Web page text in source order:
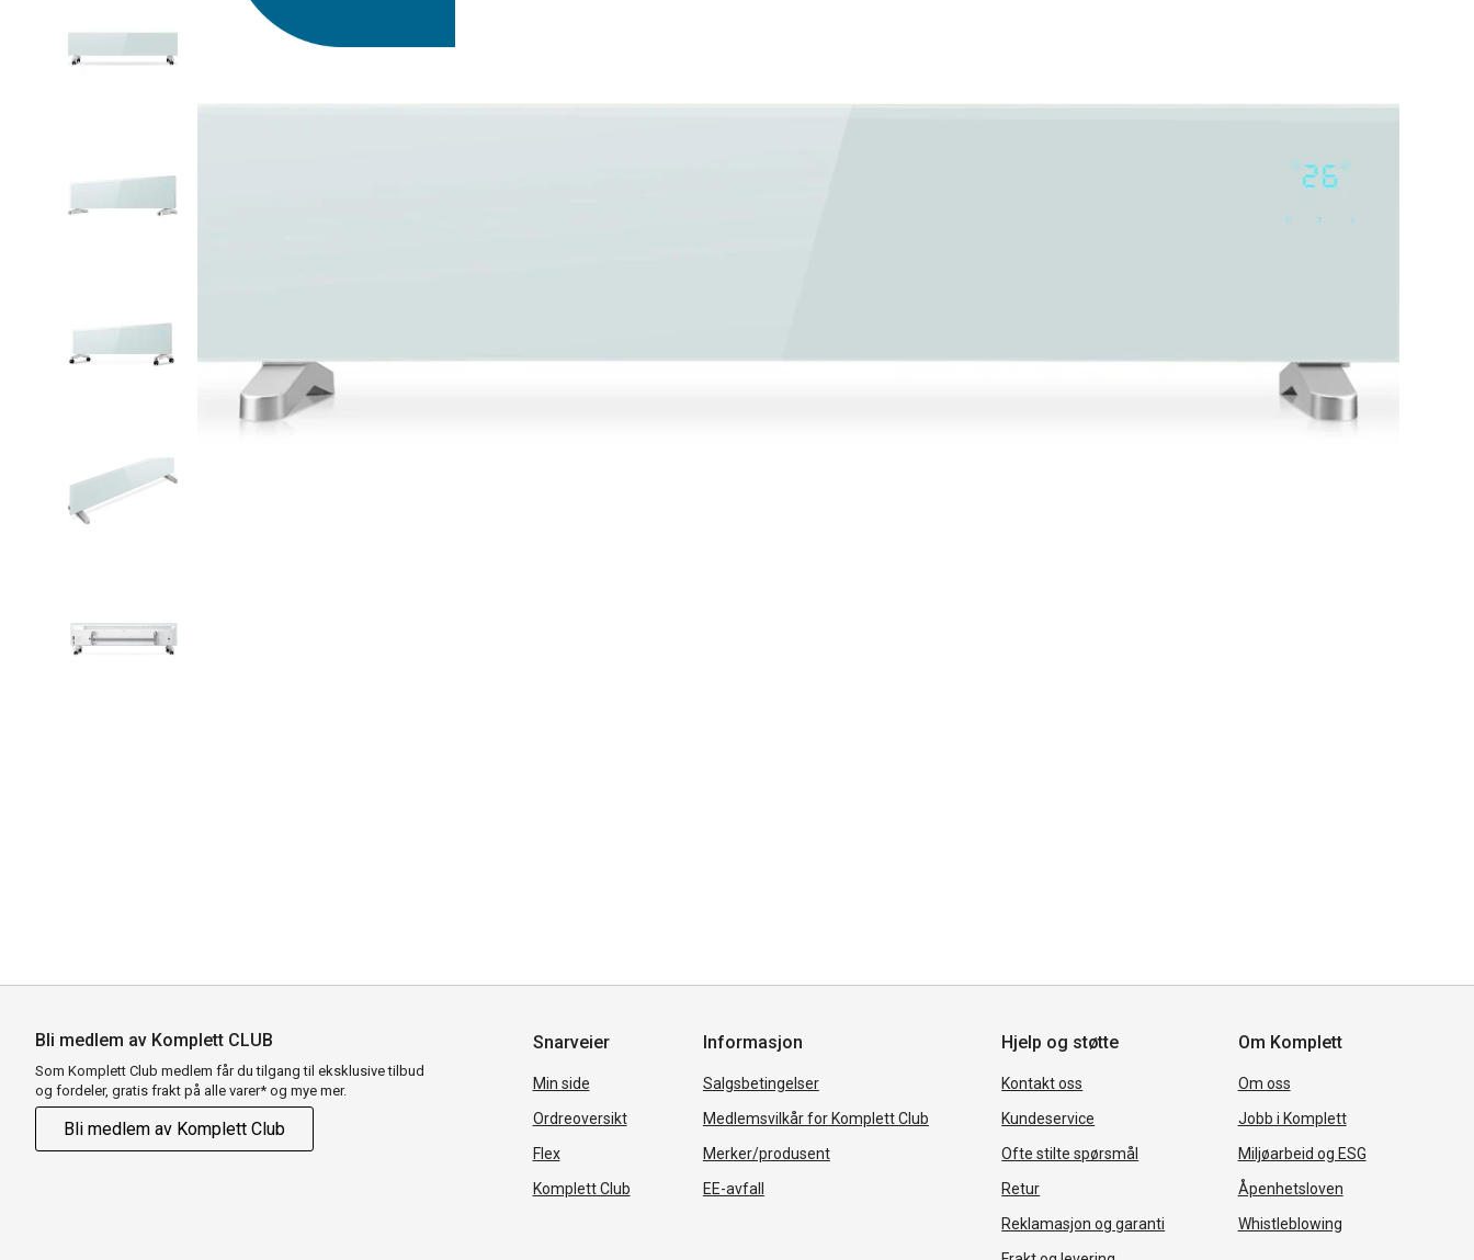
Bli medlem av Komplett CLUB
Som Komplett Club medlem får du tilgang til eksklusive tilbud
og fordeler, gratis frakt på alle varer* og mye mer.
Bli medlem av Komplett Club
Snarveier
Min side
Ordreoversikt
Flex
Komplett Club
Informasjon
Salgsbetingelser
Medlemsvilkår for Komplett Club
Merker/produsent
EE-avfall
Hjelp og støtte
Kontakt oss
Kundeservice
Ofte stilte spørsmål
Retur
Reklamasjon og garanti
Om Komplett
Om oss
Jobb i Komplett
Miljøarbeid og ESG
Åpenhetsloven
Whistleblowing